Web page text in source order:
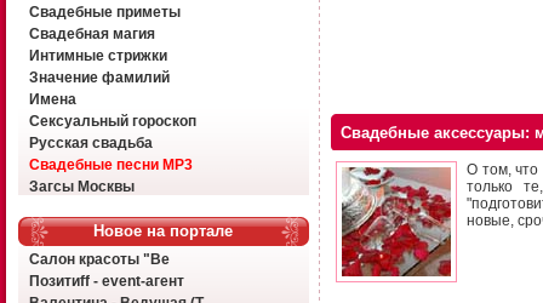
Свадебные приметы
Свадебная магия
Интимные стрижки
Значение фамилий
Имена
Сексуальный гороскоп
Русская свадьба
Свадебные песни MP3
Загсы Москвы
Новое на портале
Салон красоты "Ве
Позитиff - event-агент
Свадебные аксессуары:
О том, что
только
новые,